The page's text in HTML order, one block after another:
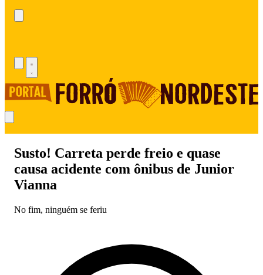
Susto! Carreta perde freio e quase
causa acidente com ônibus de Junior
Vianna
No fim, ninguém se feriu